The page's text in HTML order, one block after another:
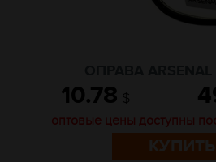
10.78 $
оптовые цены доступны
КУПИТЬ